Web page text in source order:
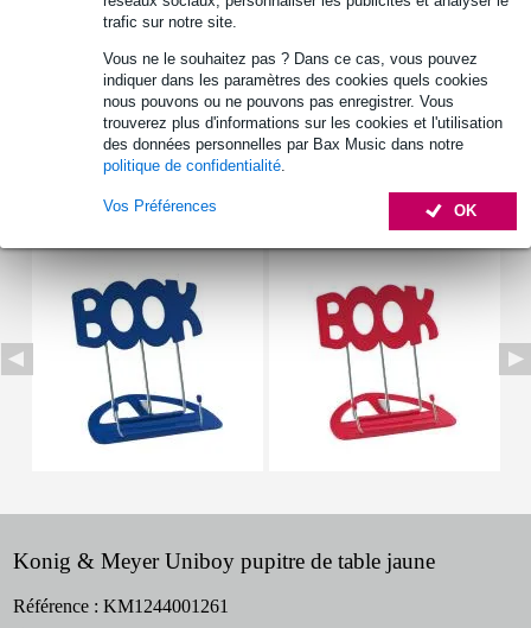
trafic sur notre site.
Vous ne le souhaitez pas ? Dans ce cas, vous pouvez
indiquer dans les paramètres des cookies quels cookies
nous pouvons ou ne pouvons pas enregistrer. Vous
trouverez plus d'informations sur les cookies et l'utilisation
des données personnelles par Bax Music dans notre
politique de confidentialité.
OK
Vos Préférences
couleur : jaune
angle d'inclinaison : de 10 à 50°
Afficher toutes les caractéristiques du produit
Autres variantes (4)
Konig & Meyer Uniboy pupitre de table jaune
Référence : KM1244001261